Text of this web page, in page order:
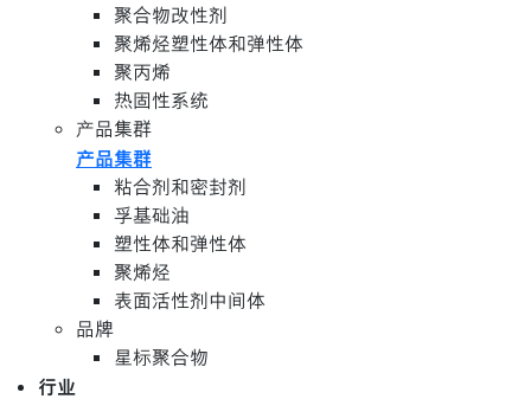
聚合物改性剂
聚烯烃塑性体和弹性体
聚丙烯
热固性系统
产品集群
产品集群
粘合剂和密封剂
孚基础油
塑性体和弹性体
聚烯烃
表面活性剂中间体
品牌
星标聚合物
行业